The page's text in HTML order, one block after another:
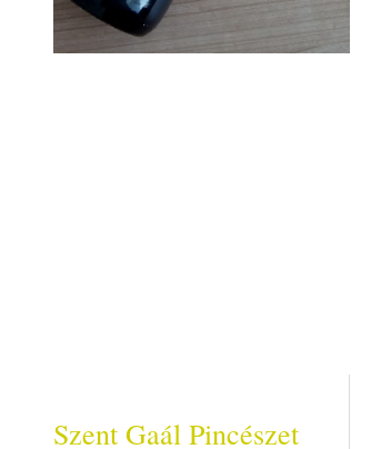
Szent Gaál Pincészet